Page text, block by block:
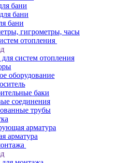
бани
бани
бани
гигрометры, часы
отопления
систем отопления
оборудование
баки
соединения
трубы
арматура
арматура